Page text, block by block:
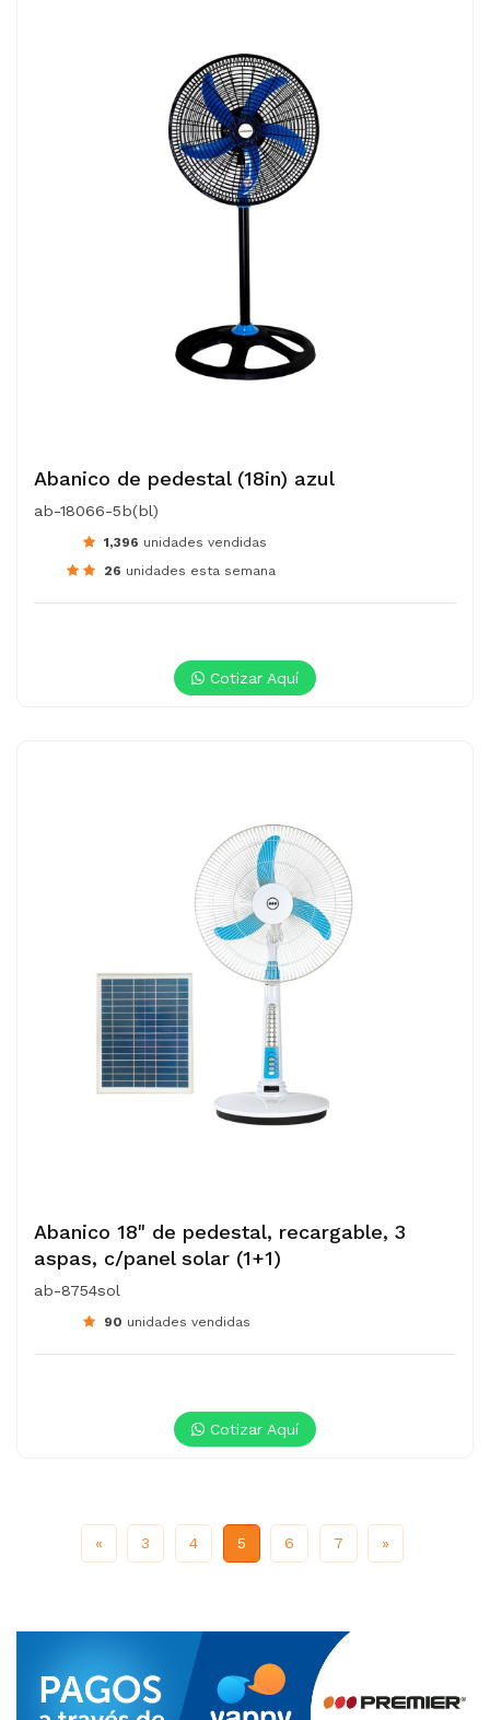
Abanico de pedestal (18in) azul
ab-18066-5b(bl)
1,396 unidades vendidas
26 unidades esta semana
Cotizar Aquí
Abanico 18" de pedestal, recargable, 3
aspas, c/panel solar (1+1)
ab-8754sol
90 unidades vendidas
Cotizar Aquí
«Previous
3 4 5 6 7 »